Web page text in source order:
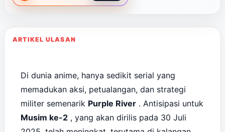
ARTIKEL ULASAN
Di dunia anime, hanya sedikit serial yang
memadukan aksi, petualangan, dan strategi
militer semenarik Purple River . Antisipasi untuk
Musim ke-2 , yang akan dirilis pada 30 Juli